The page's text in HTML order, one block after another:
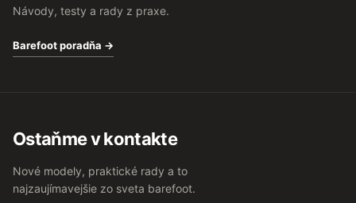
Návody, testy a rady z praxe.
Barefoot poradňa →
Ostaňme v kontakte
Nové modely, praktické rady a to
najzaujímavejšie zo sveta barefoot.